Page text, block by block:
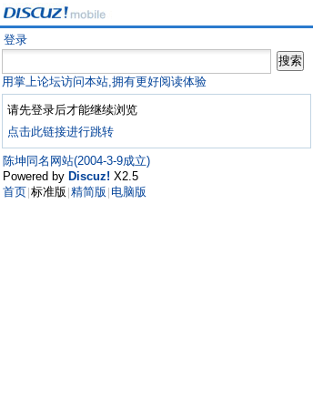
登录
用掌上论坛访问本站,拥有更好阅读体验
请先登录后才能继续浏览
点击此链接进行跳转
陈坤同名网站(2004-3-9成立)
Powered by Discuz! X2.5
首页 标准版 精简版 电脑版